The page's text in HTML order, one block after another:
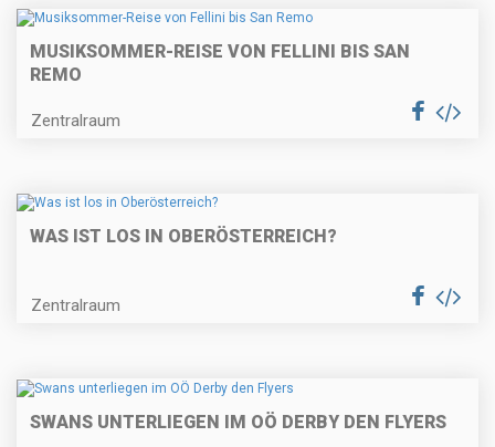
MUSIKSOMMER-REISE VON FELLINI BIS SAN
REMO
Zentralraum
WAS IST LOS IN OBERÖSTERREICH?
Zentralraum
SWANS UNTERLIEGEN IM OÖ DERBY DEN FLYERS